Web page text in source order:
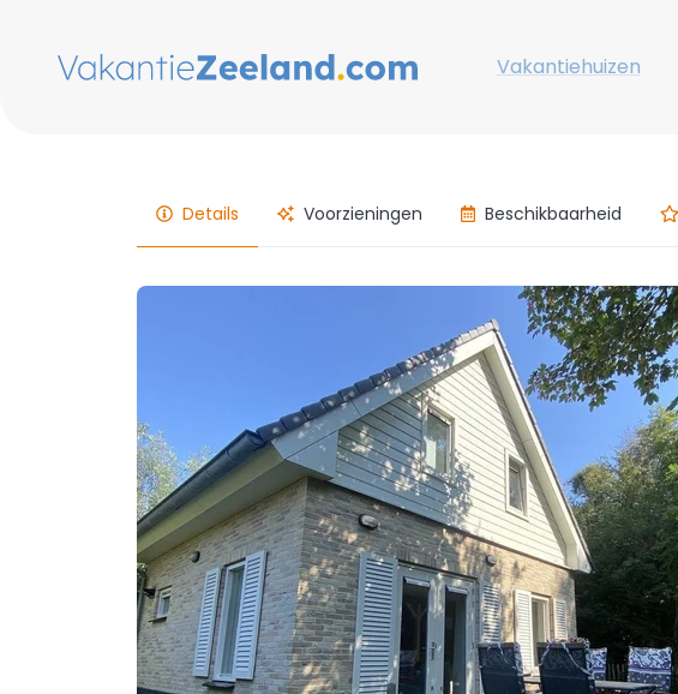
Vakantiehuizen
Details Voorzieningen Beschikbaarheid